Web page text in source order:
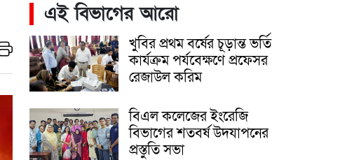
এই বিভাগের আরো
খুবির প্রথম বর্ষের চূড়ান্ত ভর্তি
কার্যক্রম পর্যবেক্ষণে প্রফেসর
রেজাউল করিম
বিএল কলেজের ইংরেজি
বিভাগের শতবর্ষ উদযাপনের
প্রস্তুতি সভা